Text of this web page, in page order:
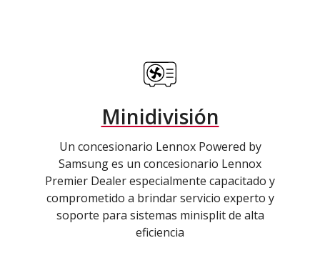
Minidivisión
Un concesionario Lennox Powered by
Samsung es un concesionario Lennox
Premier Dealer especialmente capacitado y
comprometido a brindar servicio experto y
soporte para sistemas minisplit de alta
eficiencia